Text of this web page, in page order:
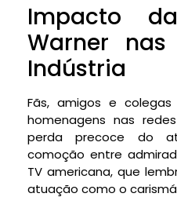
Impacto
Warner
Indústria
Fãs, amigos e
homenagens nas
perda precoce do
comoção entre
TV americana, que
atuação como o